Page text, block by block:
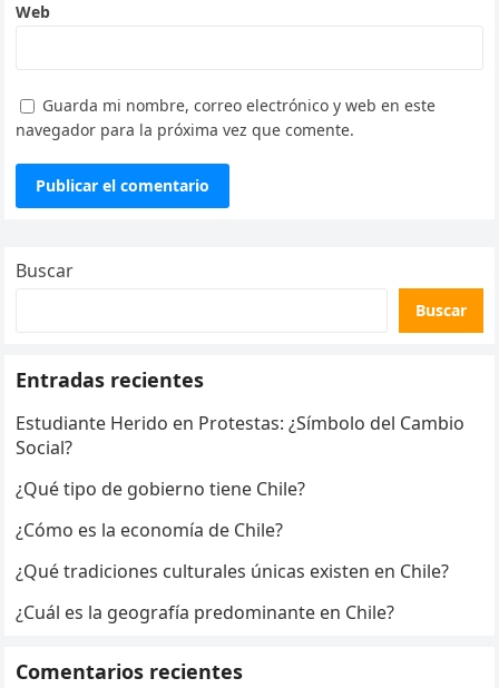
Web
Guarda mi nombre, correo electrónico y web en este
navegador para la próxima vez que comente.
Buscar
Buscar
Entradas recientes
Estudiante Herido en Protestas: ¿Símbolo del Cambio
Social?
¿Qué tipo de gobierno tiene Chile?
¿Cómo es la economía de Chile?
¿Qué tradiciones culturales únicas existen en Chile?
¿Cuál es la geografía predominante en Chile?
Comentarios recientes